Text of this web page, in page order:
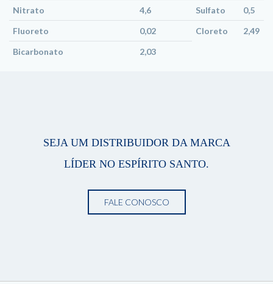
Nitrato
4,6 Sulfato
0,5
Fluoreto
0,02 Cloreto
2,49
Bicarbonato
2,03
SEJA UM DISTRIBUIDOR DA MARCA
LÍDER NO ESPÍRITO SANTO.
FALE CONOSCO